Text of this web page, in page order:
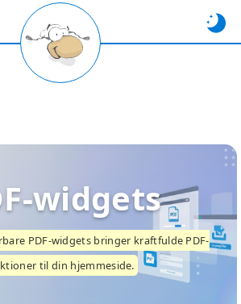
widgets
PDF-widgets bringer kraftfulde PDF-
til din hjemmeside.